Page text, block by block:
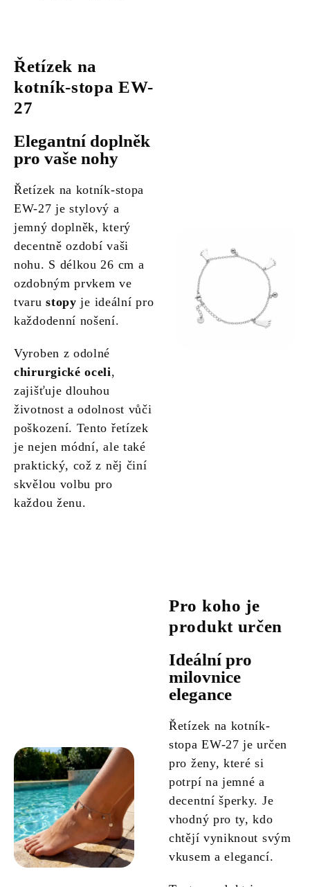
Řetízek na
kotník-stopa EW-
27
Elegantní doplněk
pro vaše nohy
Řetízek na kotník-stopa
EW-27 je stylový a
jemný doplněk, který
decentně ozdobí vaši
nohu. S délkou 26 cm a
ozdobným prvkem ve
tvarustopy je ideální pro
každodenní nošení.
Vyroben z odolné
chirurgické oceli,
zajišťuje dlouhou
životnost a odolnost vůči
poškození. Tento řetízek
je nejen módní, ale také
praktický, což z něj činí
skvělou volbu pro
každou ženu.
Pro koho je
produkt určen
Ideální pro
milovnice
elegance
Řetízek na kotník-
stopa EW-27 je určen
pro ženy, které si
potrpí na jemné a
decentní šperky. Je
vhodný pro ty, kdo
chtějí vyniknout svým
vkusem a elegancí.